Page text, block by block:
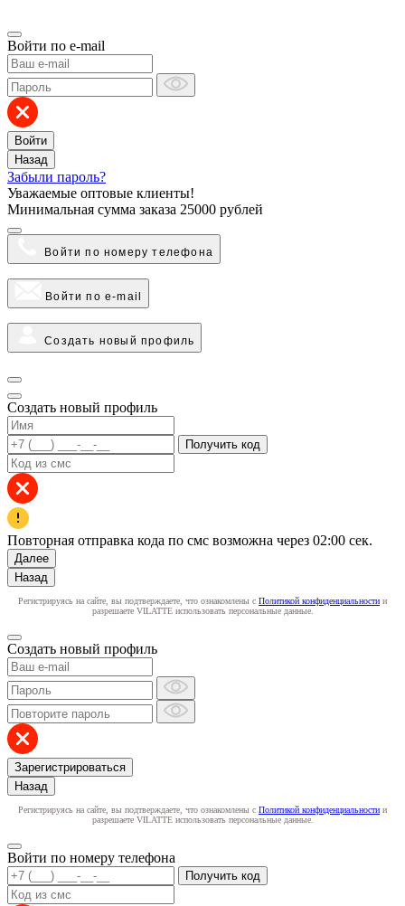
Войти по e-mail
Войти
Назад
Забыли пароль?
Уважаемые оптовые клиенты!
Минимальная сумма заказа 25000 рублей
Войти по номеру телефона
Войти по e-mail
Создать новый профиль
Создать новый профиль
Получить код
Повторная отправка кода по смс возможна через 02:00 сек.
Далее
Назад
Регистрируясь на сайте, вы подтверждаете, что ознакомлены с Политикой конфиденциальности и
разрешаете VILATTE использовать персональные данные.
Создать новый профиль
Зарегистрироваться
Назад
Регистрируясь на сайте, вы подтверждаете, что ознакомлены с Политикой конфиденциальности и
разрешаете VILATTE использовать персональные данные.
Войти по номеру телефона
Получить код